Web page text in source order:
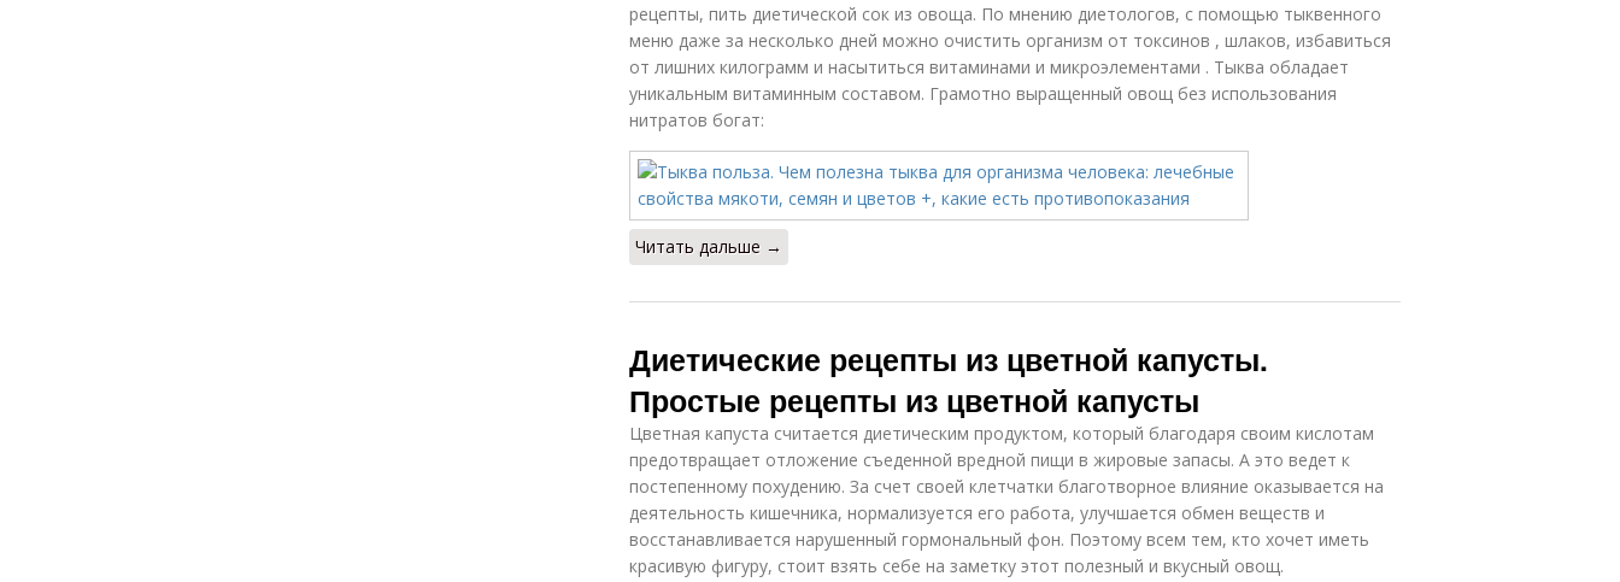
рецепты, пить диетической сок из овоща. По мнению диетологов, с помощью тыквенного
меню даже за несколько дней можно очистить организм от токсинов , шлаков, избавиться
от лишних килограмм и насытиться витаминами и микроэлементами . Тыква обладает
уникальным витаминным составом. Грамотно выращенный овощ без использования
нитратов богат:
Читать дальше →
Диетические рецепты из цветной капусты.
Простые рецепты из цветной капусты
Цветная капуста считается диетическим продуктом, который благодаря своим кислотам
предотвращает отложение съеденной вредной пищи в жировые запасы. А это ведет к
постепенному похудению. За счет своей клетчатки благотворное влияние оказывается на
деятельность кишечника, нормализуется его работа, улучшается обмен веществ и
восстанавливается нарушенный гормональный фон. Поэтому всем тем, кто хочет иметь
красивую фигуру, стоит взять себе на заметку этот полезный и вкусный овощ.